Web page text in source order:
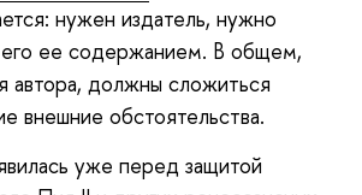
нужен издатель, нужно
его ее содержанием. В общем,
автора, должны сложиться
внешние обстоятельства.
уже перед защитой